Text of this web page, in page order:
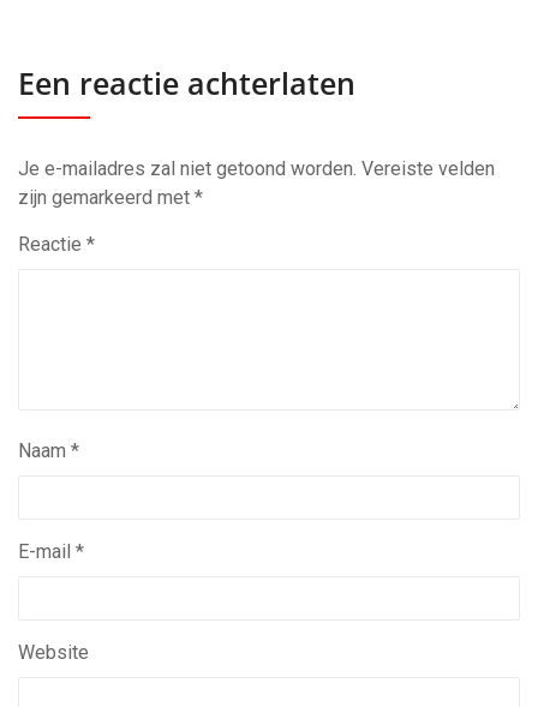
Een reactie achterlaten
Je e-mailadres zal niet getoond worden. Vereiste velden
zijn gemarkeerd met *
Reactie *
Naam *
E-mail *
Website